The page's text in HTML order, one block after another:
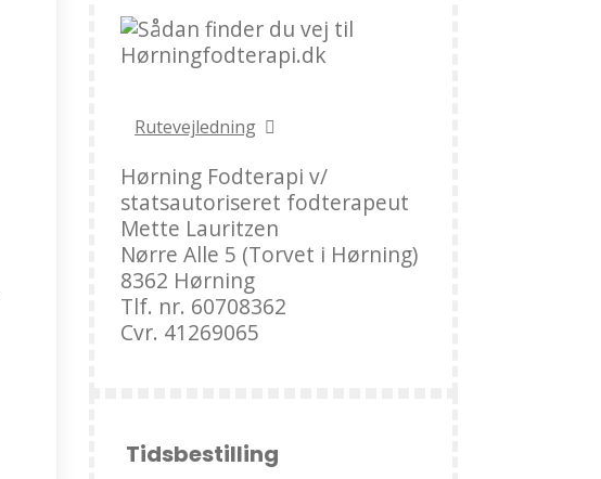
Rutevejledning
Hørning Fodterapi v/
statsautoriseret fodterapeut
Mette Lauritzen
Nørre Alle 5 (Torvet i Hørning)
8362 Hørning
Tlf. nr. 60708362
Cvr. 41269065
Tidsbestilling